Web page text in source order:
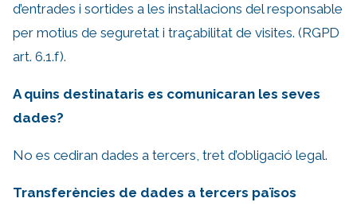
d’entrades i sortides a les instal·lacions del responsable
per motius de seguretat i traçabilitat de visites. (RGPD
art. 6.1.f).
A quins destinataris es comunicaran les seves
dades?
No es cediran dades a tercers, tret d’obligació legal.
Transferències de dades a tercers països